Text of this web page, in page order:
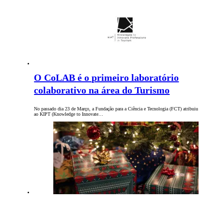
O CoLAB é o primeiro laboratório
colaborativo na área do Turismo
No passado dia 23 de Março, a Fundação para a Ciência e Tecnologia (FCT) atribuiu
ao KIPT (Knowledge to Innovate…